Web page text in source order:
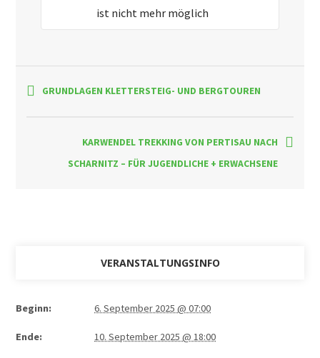
ist nicht mehr möglich
GRUNDLAGEN KLETTERSTEIG- UND BERGTOUREN
KARWENDEL TREKKING VON PERTISAU NACH
SCHARNITZ – FÜR JUGENDLICHE + ERWACHSENE
VERANSTALTUNGSINFO
Beginn: 6. September 2025 @ 07:00
Ende: 10. September 2025 @ 18:00